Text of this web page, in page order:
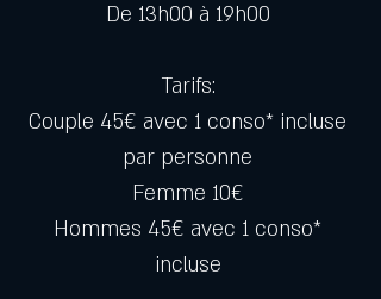
De 13h00 à 19h00
Tarifs:
Couple 45€ avec 1 conso* incluse
par personne
Femme 10€
Hommes 45€ avec 1 conso*
incluse